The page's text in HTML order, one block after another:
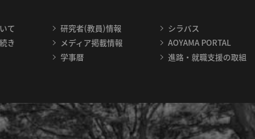
て
き
研究者(教員)情報
メディア掲載情報
学事暦
シラバス
AOYAMA PORTAL
進路・就職支援の取組